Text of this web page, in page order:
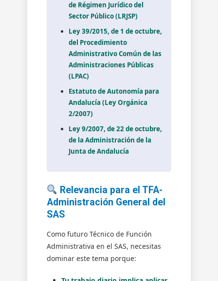
de Régimen Jurídico del
Sector Público (LRJSP)
Ley 39/2015, de 1 de octubre,
del Procedimiento
Administrativo Común de las
Administraciones Públicas
(LPAC)
Estatuto de Autonomía para
Andalucía (Ley Orgánica
2/2007)
Ley 9/2007, de 22 de octubre,
de la Administración de la
Junta de Andalucía
Relevancia para el TFA-
Administración General del
SAS
Como futuro Técnico de Función
Administrativa en el SAS, necesitas
dominar este tema porque: